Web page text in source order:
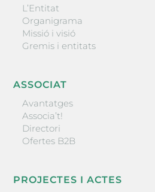
L’Entitat
Organigrama
Missió i visió
Gremis i entitats
ASSOCIAT
Avantatges
Associa’t!
Directori
Ofertes B2B
PROJECTES I ACTES